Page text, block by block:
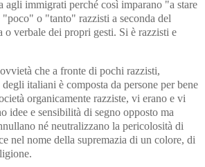
agli immigrati perché così imparano "a stare
o "tanto" razzisti a seconda del
o verbale dei propri gesti. Si è razzisti e
che a fronte di pochi razzisti,
italiani è composta da persone per bene
organicamente razziste, vi erano e vi
idee e sensibilità di segno opposto ma
né neutralizzano la pericolosità di
nel nome della supremazia di un colore, di